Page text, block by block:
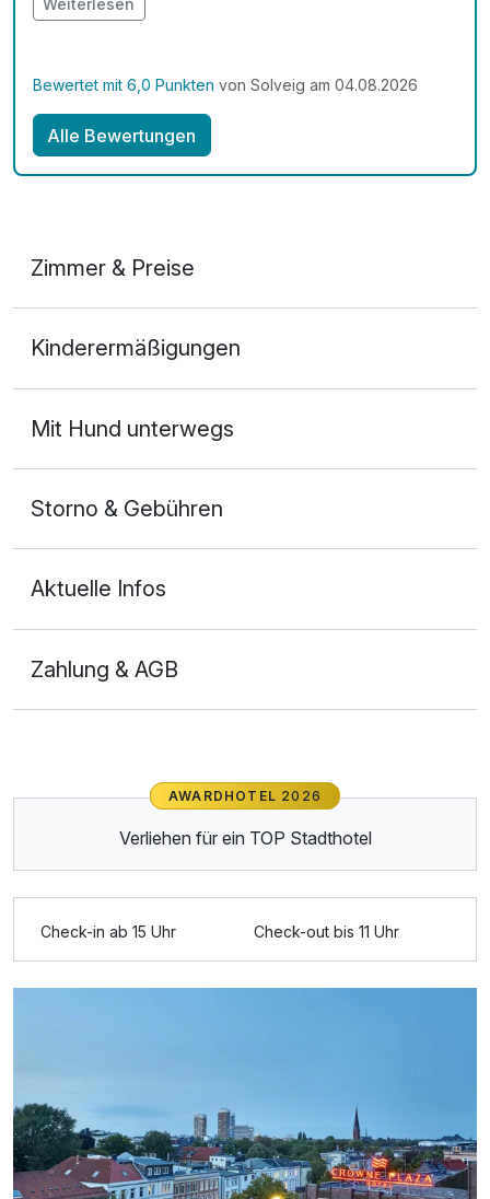
Weiterlesen
Bewertet mit 6,0 Punkten von Solveig am 04.08.2026
Alle Bewertungen
Zimmer & Preise
2 Erwachsene
Zusatznächte
Für 6 Tage p.P. ab424,50 €
Kinderermäßigungen
Mit Hund unterwegs
Storno & Gebühren
Aktuelle Infos
Zahlung & AGB
AWARDHOTEL 2026
Verliehen für ein TOP Stadthotel
Check-in ab 15 Uhr Check-out bis 11 Uhr